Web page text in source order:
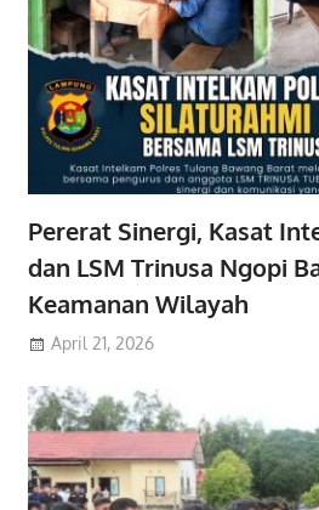
Pererat Sinergi, Kasat
dan LSM Trinusa Ngopi
Keamanan Wilayah
April 21, 2026